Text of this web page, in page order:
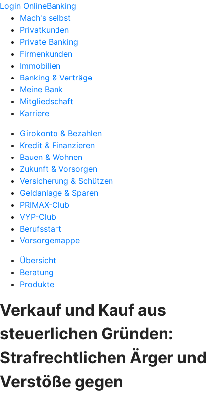
Login OnlineBanking
Mach's selbst
Privatkunden
Private Banking
Firmenkunden
Immobilien
Banking & Verträge
Meine Bank
Mitgliedschaft
Karriere
Girokonto & Bezahlen
Kredit & Finanzieren
Bauen & Wohnen
Zukunft & Vorsorgen
Versicherung & Schützen
Geldanlage & Sparen
PRIMAX-Club
VYP-Club
Berufsstart
Vorsorgemappe
Übersicht
Beratung
Produkte
Verkauf und Kauf aus
steuerlichen Gründen:
Strafrechtlichen Ärger und
Verstöße gegen